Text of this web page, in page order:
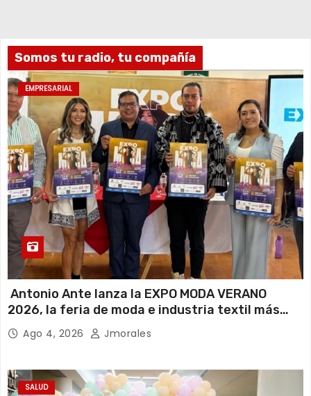
Somos tu radio, tu compañía
EMPRESARIAL
Antonio Ante lanza la EXPO MODA VERANO
2026, la feria de moda e industria textil más
importante del Ecuador
Ago 4, 2026 Jmorales
SALUD